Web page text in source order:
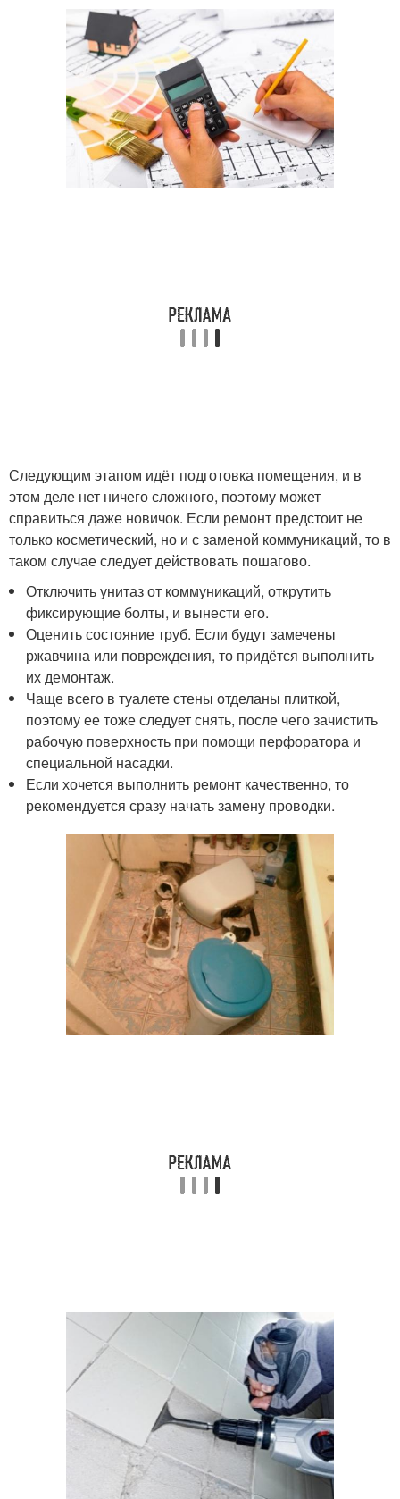
Следующим этапом идёт подготовка помещения, и в
этом деле нет ничего сложного, поэтому может
справиться даже новичок. Если ремонт предстоит не
только косметический, но и с заменой коммуникаций, то в
таком случае следует действовать пошагово.
Отключить унитаз от коммуникаций, открутить
фиксирующие болты, и вынести его.
Оценить состояние труб. Если будут замечены
ржавчина или повреждения, то придётся выполнить
их демонтаж.
Чаще всего в туалете стены отделаны плиткой,
поэтому ее тоже следует снять, после чего зачистить
рабочую поверхность при помощи перфоратора и
специальной насадки.
Если хочется выполнить ремонт качественно, то
рекомендуется сразу начать замену проводки.